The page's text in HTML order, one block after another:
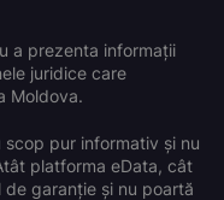
a prezenta informații
juridice care
Moldova.
pur informativ și nu
platforma eData, cât
garanție și nu poartă